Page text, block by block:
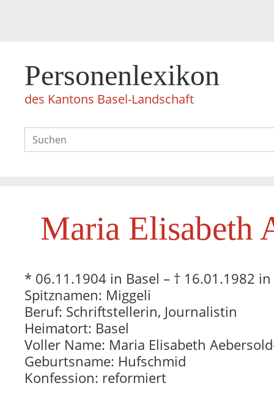
Personenlexikon
des Kantons Basel-Landschaft
Maria Elisabeth
* 06.11.1904 in Basel – † 16.01.1982
Spitznamen: Miggeli
Beruf: Schriftstellerin, Journalistin
Heimatort: Basel
Voller Name: Maria Elisabeth
Geburtsname: Hufschmid
Konfession: reformiert